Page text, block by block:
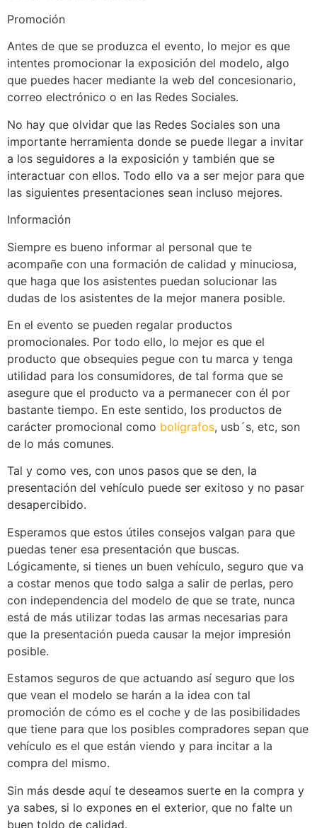
Promoción
Antes de que se produzca el evento, lo mejor es que
intentes promocionar la exposición del modelo, algo
que puedes hacer mediante la web del concesionario,
correo electrónico o en las Redes Sociales.
No hay que olvidar que las Redes Sociales son una
importante herramienta donde se puede llegar a invitar
a los seguidores a la exposición y también que se
interactuar con ellos. Todo ello va a ser mejor para que
las siguientes presentaciones sean incluso mejores.
Información
Siempre es bueno informar al personal que te
acompañe con una formación de calidad y minuciosa,
que haga que los asistentes puedan solucionar las
dudas de los asistentes de la mejor manera posible.
En el evento se pueden regalar productos
promocionales. Por todo ello, lo mejor es que el
producto que obsequies pegue con tu marca y tenga
utilidad para los consumidores, de tal forma que se
asegure que el producto va a permanecer con él por
bastante tiempo. En este sentido, los productos de
carácter promocional como bolígrafos, usb´s, etc, son
de lo más comunes.
Tal y como ves, con unos pasos que se den, la
presentación del vehículo puede ser exitoso y no pasar
desapercibido.
Esperamos que estos útiles consejos valgan para que
puedas tener esa presentación que buscas.
Lógicamente, si tienes un buen vehículo, seguro que va
a costar menos que todo salga a salir de perlas, pero
con independencia del modelo de que se trate, nunca
está de más utilizar todas las armas necesarias para
que la presentación pueda causar la mejor impresión
posible.
Estamos seguros de que actuando así seguro que los
que vean el modelo se harán a la idea con tal
promoción de cómo es el coche y de las posibilidades
que tiene para que los posibles compradores sepan que
vehículo es el que están viendo y para incitar a la
compra del mismo.
Sin más desde aquí te deseamos suerte en la compra y
ya sabes, si lo expones en el exterior, que no falte un
buen toldo de calidad.